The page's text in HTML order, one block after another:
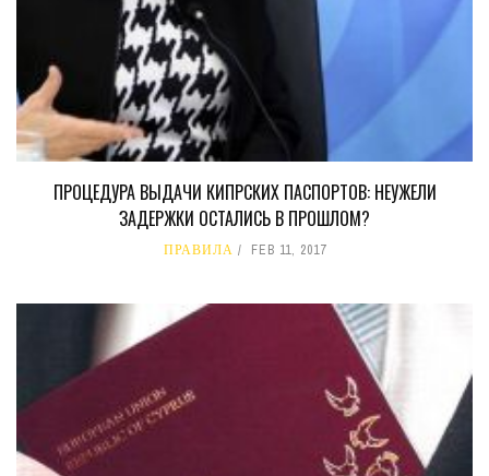
ПРОЦЕДУРА ВЫДАЧИ КИПРСКИХ ПАСПОРТОВ: НЕУЖЕЛИ
ЗАДЕРЖКИ ОСТАЛИСЬ В ПРОШЛОМ?
ПРАВИЛА FEB 11, 2017